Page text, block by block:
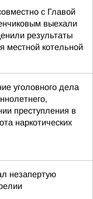
с Главой
выехали
результаты
местной котельной
уголовного дела
преступления в
наркотических
незапертую